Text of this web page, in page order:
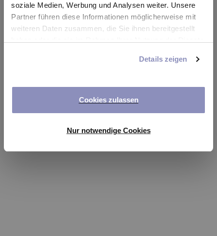
soziale Medien, Werbung und Analysen weiter. Unsere
Partner führen diese Informationen möglicherweise mit
weiteren Daten zusammen, die Sie ihnen bereitgestellt
anpassen oder widerrufen. Weitere Details hierzu finden
Details zeigen
Cookies zulassen
Nur notwendige Cookies
Something went wrong. Please try refreshing the
app
Refresh